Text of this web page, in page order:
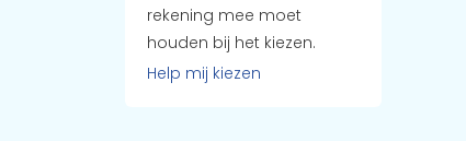
rekening mee moet
houden bij het kiezen.
Help mij kiezen